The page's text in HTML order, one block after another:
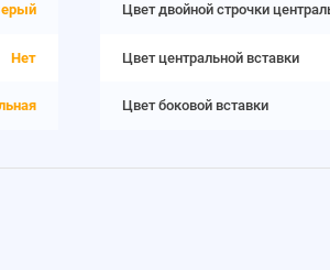
Цвет двойной строчки
Нет Цвет центральной вставки
Цвет боковой вставки